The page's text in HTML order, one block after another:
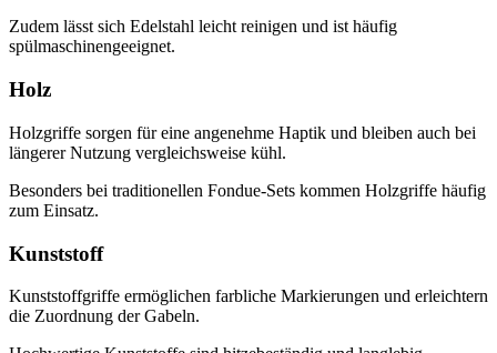
Zudem lässt sich Edelstahl leicht reinigen und ist häufig
spülmaschinengeeignet.
Holz
Holzgriffe sorgen für eine angenehme Haptik und bleiben auch bei
längerer Nutzung vergleichsweise kühl.
Besonders bei traditionellen Fondue-Sets kommen Holzgriffe häufig
zum Einsatz.
Kunststoff
Kunststoffgriffe ermöglichen farbliche Markierungen und erleichtern
die Zuordnung der Gabeln.